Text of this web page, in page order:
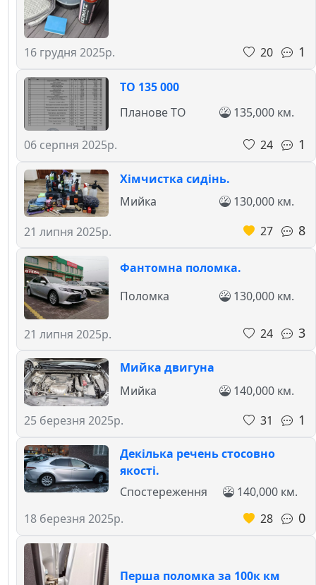
16 грудня 2025р. 20 1
ТО 135 000
06 серпня 2025р.
Планове ТО 135,000 км.
24 1
Хімчистка сидінь.
21 липня 2025р.
Мийка
130,000 км.
27
8
Фантомна поломка.
21 липня 2025р.
Поломка 130,000 км.
24 3
Мийка двигуна
25 березня 2025р.
Мийка
140,000 км.
31
1
Декілька речень стосовно
якості.
18 березня 2025р.
Спостереження
140,000 км.
28
0
Перша поломка за 100к км